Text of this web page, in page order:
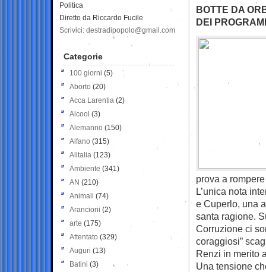
BOTTE DA
DEI
prova a
L’unica nota
e Cuperlo, una
santa ragione.
Corruzione ci
coraggiosi”
Renzi in merito
Una tensione
Politica
Diretto da Riccardo Fucile
Scrivici: destradipopolo@gmail.com
Categorie
100 giorni (5)
Aborto (20)
Acca Larentia (2)
Alcool (3)
Alemanno (150)
Alfano (315)
Alitalia (123)
Ambiente (341)
AN (210)
Animali (74)
Arancioni (2)
arte (175)
Attentato (329)
Auguri (13)
Batini (3)